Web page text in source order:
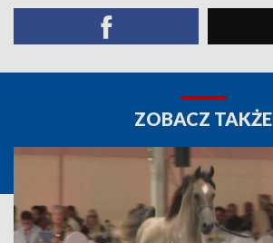
ZOBACZ TAKŻE